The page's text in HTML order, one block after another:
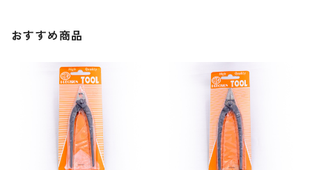
おすすめ商品